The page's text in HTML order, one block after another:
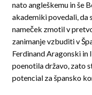
nato angleškemu in še
akademiki povedali, da
nameček zmotil v
zanimanje vzbuditi v
Ferdinand Aragonski
poenotila državo, zato
potencial za špansko